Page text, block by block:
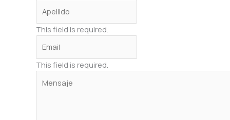
This field is required.
This field is required.